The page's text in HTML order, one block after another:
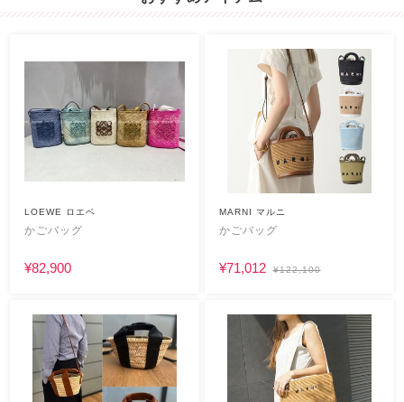
LOEWE ロエベ
かごバッグ
¥82,900
MARNI マルニ
かごバッグ
¥71,012 ¥122,100